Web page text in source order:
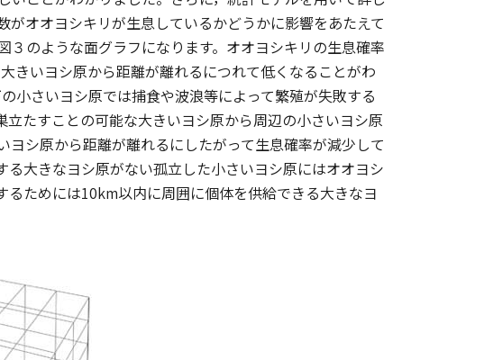
オオヨシキリが生息しているかどうかに影響をあたえて
のような面グラフになります。オオヨシキリの生息確率
きいヨシ原から距離が離れるにつれて低くなることがわ
小さいヨシ原では捕食や波浪等によって繁殖が失敗する
たすことの可能な大きいヨシ原から周辺の小さいヨシ原
シ原から距離が離れるにしたがって生息確率が減少して
大きなヨシ原がない孤立した小さいヨシ原にはオオヨシ
ためには10km以内に周囲に個体を供給できる大きなヨ